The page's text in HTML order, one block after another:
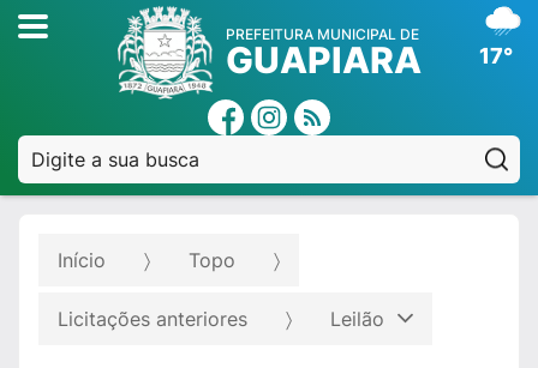
PREFEITURA MUNICIPAL DE
GUAPIARA 17°
Início Topo
Licitações anteriores Leilão